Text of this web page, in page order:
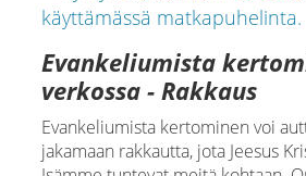
Evankeliumista
verkossa - Rakkaus
Evankeliumista kertominen voi
jakamaan rakkautta, jota Jeesus